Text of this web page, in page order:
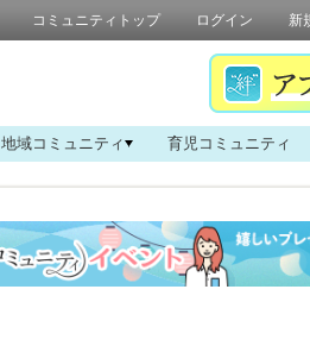
コミュニティトップ ログイン 新
地域コミュニティ 育児コミュニティ